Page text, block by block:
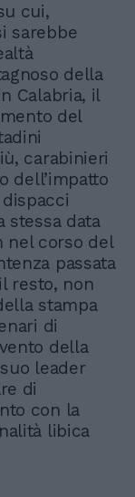
cui,
sarebbe
della
Calabria, il
del
carabinieri
dell’impatto
stessa data
nel corso del
passata
resto, non
stampa
di
della
leader
di
con la
libica